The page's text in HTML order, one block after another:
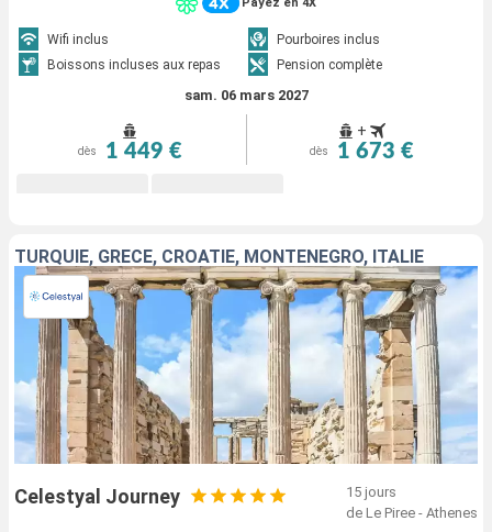
Wifi inclus
Pourboires inclus
Boissons incluses aux repas
Pension complète
sam. 06 mars 2027
dès 1 449 €
+
dès 1 673 €
TURQUIE, GRÈCE, CROATIE, MONTÉNÉGRO, ITALIE
Celestyal Journey
15 jours
de Le Piree - Athenes